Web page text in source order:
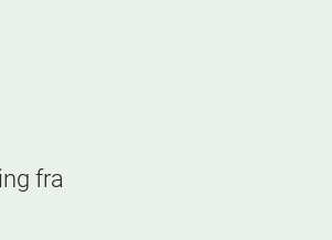
fra